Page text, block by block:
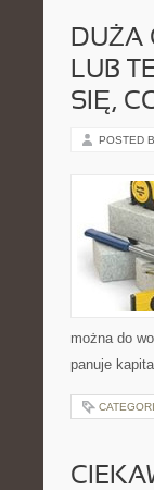
DUŻA
LUB
SIĘ,
POSTED
można do
panuje